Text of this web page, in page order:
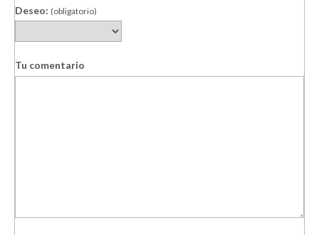
Deseo: (obligatorio)
Tu comentario